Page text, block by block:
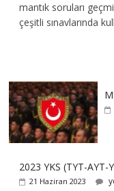
mantık soruları
çeşitli sınavlarında
2023 YKS (TYT-AYT-
21 Haziran 2023